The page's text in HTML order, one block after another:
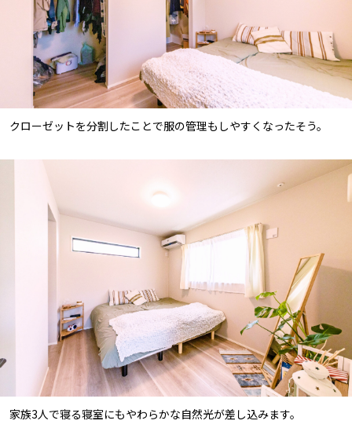
クローゼットを分割したことで服の管理もしやすくなったそう。
家族3人で寝る寝室にもやわらかな自然光が差し込みます。